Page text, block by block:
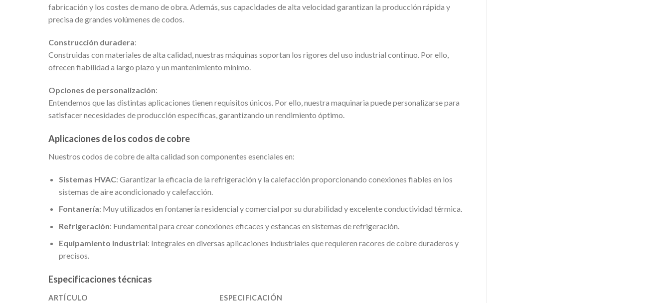
fabricación y los costes de mano de obra. Además, sus capacidades de alta velocidad garantizan la producción rápida y
precisa de grandes volúmenes de codos.
Construcción duradera:
Construidas con materiales de alta calidad, nuestras máquinas soportan los rigores del uso industrial continuo. Por ello,
ofrecen fiabilidad a largo plazo y un mantenimiento mínimo.
Opciones de personalización:
Entendemos que las distintas aplicaciones tienen requisitos únicos. Por ello, nuestra maquinaria puede personalizarse para
satisfacer necesidades de producción específicas, garantizando un rendimiento óptimo.
Aplicaciones de los codos de cobre
Nuestros codos de cobre de alta calidad son componentes esenciales en:
Sistemas HVAC: Garantizar la eficacia de la refrigeración y la calefacción proporcionando conexiones fiables en los
sistemas de aire acondicionado y calefacción.
Fontanería: Muy utilizados en fontanería residencial y comercial por su durabilidad y excelente conductividad térmica.
Refrigeración: Fundamental para crear conexiones eficaces y estancas en sistemas de refrigeración.
Equipamiento industrial: Integrales en diversas aplicaciones industriales que requieren racores de cobre duraderos y
precisos.
Especificaciones técnicas
ARTÍCULO
ESPECIFICACIÓN